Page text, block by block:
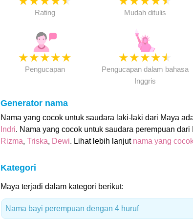
Rating Mudah ditulis
★★★★★
Pengucapan
★★★★★
Pengucapan dalam bahasa
Inggris
Generator nama
Nama yang cocok untuk saudara laki-laki dari Maya
Indri. Nama yang cocok untuk saudara perempuan dari
Rizma, Triska, Dewi. Lihat lebih lanjut nama yang
Kategori
Maya terjadi dalam kategori berikut:
Nama bayi perempuan dengan 4 huruf